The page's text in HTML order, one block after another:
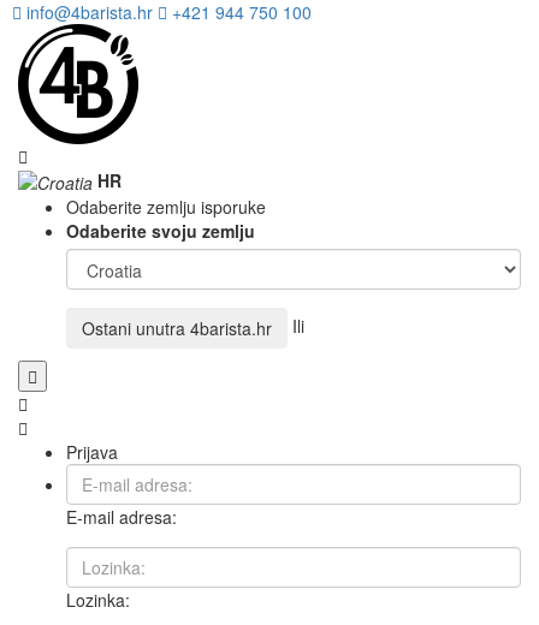
info@4barista.hr +421 944 750 100
HR
Odaberite zemlju isporuke
Odaberite svoju zemlju
Ostani unutra 4barista.hr Ili
Prijava
E-mail adresa:
Lozinka: